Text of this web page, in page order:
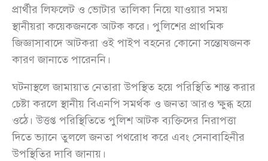
প্রার্থীর লিফলেট ও ভোটার তালিকা নিয়ে যাওয়ার সময়
স্থানীয়রা কয়েকজনকে আটক করে। পুলিশের প্রাথমিক
জিজ্ঞাসাবাদে আটকরা ওই পাইপ বহনের কোনো সন্তোষজনক
কারণ জানাতে পারেননি।
ঘটনাস্থলে জামায়াত নেতারা উপস্থিত হয়ে পরিস্থিতি শান্ত করার
চেষ্টা করলে স্থানীয় বিএনপি সমর্থক ও জনতা আরও ক্ষুব্ধ হয়ে
ওঠে। উত্তপ্ত পরিস্থিতিতে পুলিশ আটক ব্যক্তিদের নিরাপত্তা
দিতে ভ্যানে তুললে জনতা পথরোধ করে এবং সেনাবাহিনীর
উপস্থিতির দাবি জানায়।